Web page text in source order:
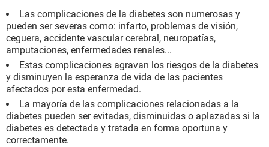
Las complicaciones de la diabetes son numerosas y
pueden ser severas como: infarto, problemas de visión,
ceguera, accidente vascular cerebral, neuropatías,
amputaciones, enfermedades renales...
Estas complicaciones agravan los riesgos de la diabetes
y disminuyen la esperanza de vida de las pacientes
afectados por esta enfermedad.
La mayoría de las complicaciones relacionadas a la
diabetes pueden ser evitadas, disminuidas o aplazadas si la
diabetes es detectada y tratada en forma oportuna y
correctamente.